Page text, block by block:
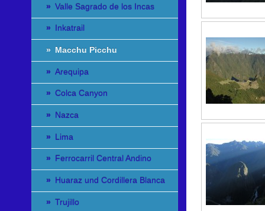
Valle Sagrado de los Incas
Inkatrail
Macchu Picchu
Arequipa
Colca Canyon
Nazca
Lima
Ferrocarril Central Andino
Huaraz und Cordillera Blanca
Trujillo